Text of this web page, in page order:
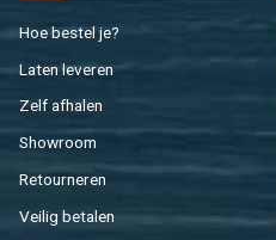
Hoe be­stel je?
Laten le­ve­ren
Zelf af­ha­len
Show­room
Re­tour­ne­ren
Vei­lig be­ta­len